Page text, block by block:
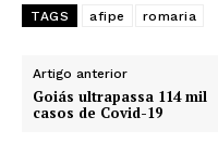
TAGS afipe romaria
Artigo anterior
Goiás ultrapassa 114 mil
casos de Covid-19